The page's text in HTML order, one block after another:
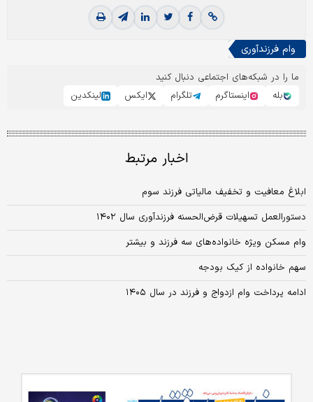
وام فرزندآوری
ما را در شبکه‌های اجتماعی دنبال کنید
بله
اینستاگرم تلگرام ایکس لینکدین
اخبار مرتبط
ابلاغ معافیت‌ و تخفیف مالیاتی فرزند سوم
دستورالعمل تسهیلات قرض‌الحسنه فرزندآوری سال ۱۴۰۲
وام مسکن ویژه خانواده‌های سه فرزند و بیشتر
سهم خانواده از کیک بودجه
ادامه پرداخت وام ازدواج و فرزند در سال ۱۴۰۵